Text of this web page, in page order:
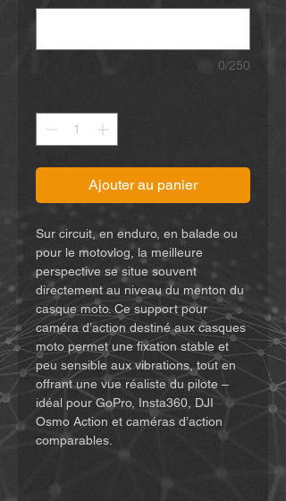
0/250
Ajouter au panier
Sur circuit, en enduro, en balade ou
pour le motovlog, la meilleure
perspective se situe souvent
directement au niveau du menton du
casque moto. Ce support pour
caméra d’action destiné aux casques
moto permet une fixation stable et
peu sensible aux vibrations, tout en
offrant une vue réaliste du pilote –
idéal pour GoPro, Insta360, DJI
Osmo Action et caméras d’action
comparables.